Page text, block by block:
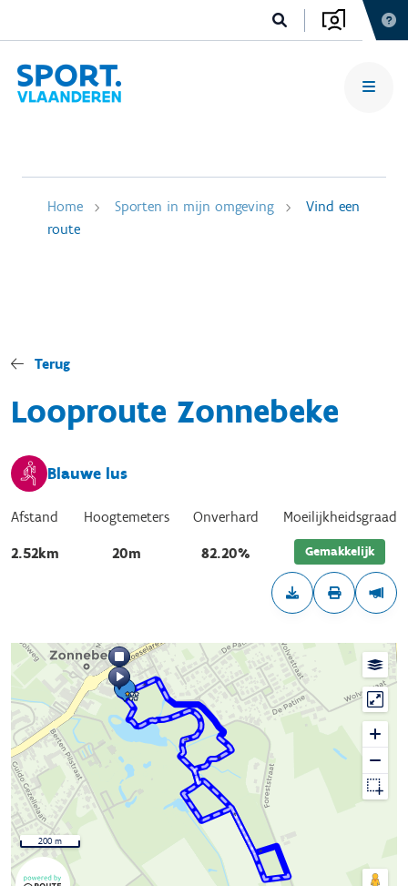
Home Sporten in mijn omgeving
Vind een
route
Terug
Looproute Zonnebeke
Blauwe lus
Afstand
2.52km
Hoogtemeters
20m
Onverhard
82.20%
Moeilijkheidsgraad
Gemakkelijk
200 m